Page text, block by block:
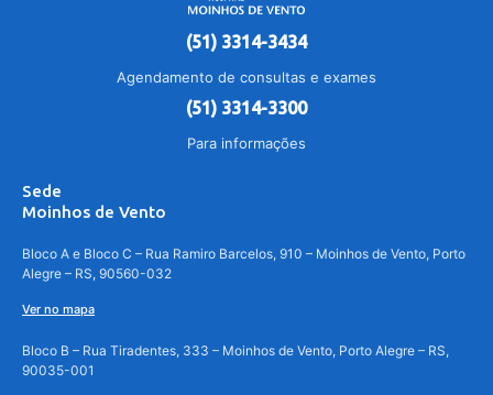
(51) 3314-3434
Agendamento de consultas e exames
(51) 3314-3300
Para informações
Sede
Moinhos de Vento
Bloco A e Bloco C – Rua Ramiro Barcelos, 910 – Moinhos de Vento, Porto
Alegre – RS, 90560-032
Ver no mapa
Bloco B – Rua Tiradentes, 333 – Moinhos de Vento, Porto Alegre – RS,
90035-001